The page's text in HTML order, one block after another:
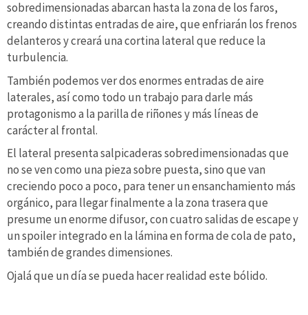
sobredimensionadas abarcan hasta la zona de los faros,
creando distintas entradas de aire, que enfriarán los frenos
delanteros y creará una cortina lateral que reduce la
turbulencia.
También podemos ver dos enormes entradas de aire
laterales, así como todo un trabajo para darle más
protagonismo a la parilla de riñones y más líneas de
carácter al frontal.
El lateral presenta salpicaderas sobredimensionadas que
no se ven como una pieza sobre puesta, sino que van
creciendo poco a poco, para tener un ensanchamiento más
orgánico, para llegar finalmente a la zona trasera que
presume un enorme difusor, con cuatro salidas de escape y
un spoiler integrado en la lámina en forma de cola de pato,
también de grandes dimensiones.
Ojalá que un día se pueda hacer realidad este bólido.